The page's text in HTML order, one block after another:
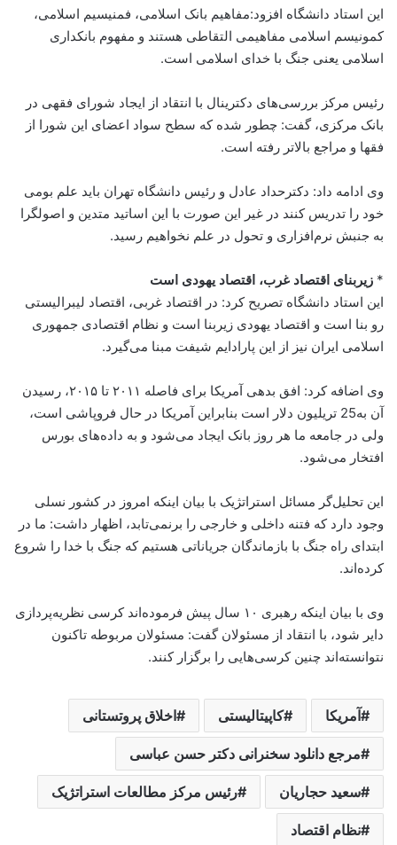
این استاد دانشگاه افزود:‌مفاهیم بانک اسلامی، فمنیسیم اسلامی،
کمونیسم اسلامی مفاهیمی التقاطی هستند و مفهوم بانکداری
اسلامی یعنی جنگ با خدای اسلامی است.
رئیس مرکز بررسی‌های دکترینال با انتقاد از ایجاد شورای فقهی در
بانک مرکزی، گفت: چطور شده که سطح سواد اعضای این شورا از
فقها و مراجع بالاتر رفته است.
وی ادامه داد: دکترحداد عادل و رئیس دانشگاه تهران باید علم بومی
خود را تدریس کنند در غیر این صورت با این اساتید متدین و اصولگرا
به جنبش نرم‌افزاری و تحول در علم نخواهیم رسید.
* زیربنای اقتصاد غرب، اقتصاد یهودی است
این استاد دانشگاه تصریح کرد: در اقتصاد غربی، اقتصاد لیبرالیستی
رو بنا است و اقتصاد یهودی زیربنا است و نظام اقتصادی جمهوری
اسلامی ایران نیز از این پارادایم شیفت مبنا می‌گیرد.
وی اضافه کرد: افق بدهی آمریکا برای فاصله ۲۰۱۱ تا ۲۰۱۵، رسیدن
آن به25 تریلیون دلار است بنابراین آمریکا در حال فروپاشی است،
ولی در جامعه ما هر روز بانک ایجاد می‌شود و به داده‌های بورس
افتخار می‌شود.
این تحلیل‌گر مسائل استراتژیک با بیان اینکه امروز در کشور نسلی
وجود دارد که فتنه داخلی و خارجی را برنمی‌تابد، اظهار داشت: ما در
ابتدای راه جنگ با بازماندگان جریاناتی هستیم که جنگ با خدا را شروع
کرده‌اند.
وی با بیان اینکه رهبری ۱۰ سال پیش فرموده‌اند کرسی نظریه‌پردازی
دایر شود، با انتقاد از مسئولان گفت: مسئولان مربوطه تاکنون
نتوانسته‌اند چنین کرسی‌هایی را برگزار کنند.
آمریکا کاپیتالیستی اخلاق پروتستانی
مرجع دانلود سخنرانی دکتر حسن عباسی
سعید حجاریان رئیس مرکز مطالعات استراتژیک
نظام اقتصاد